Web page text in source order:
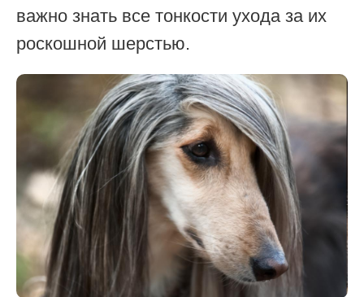
важно знать все тонкости ухода за их
роскошной шерстью.